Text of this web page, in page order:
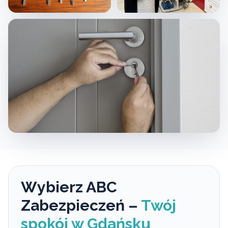
Wybierz ABC
Zabezpieczeń – Twój
spokój w Gdańsku